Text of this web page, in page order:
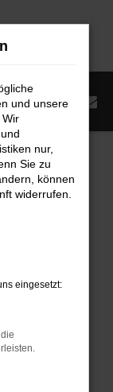
können:
und unsere
nur,
Sie zu
können
widerrufen.
eingesetzt: